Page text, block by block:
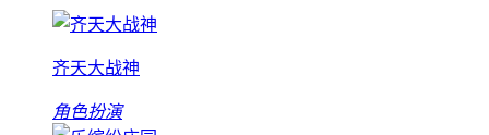
齐天大战神
角色扮演